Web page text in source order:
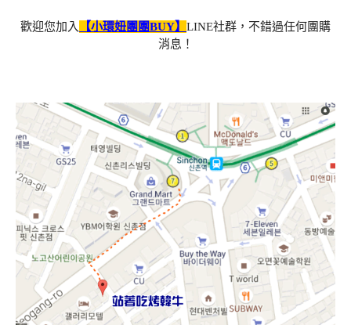
歡迎您加入 【小環妞團團BUY】 LINE社群，不錯過任何團購
消息！